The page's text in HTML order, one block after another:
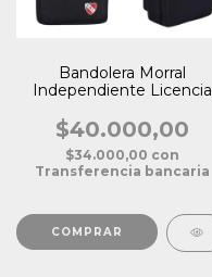
Bandolera Morral
Independiente Licencia
$40.000,00
$34.000,00 con
Transferencia bancaria